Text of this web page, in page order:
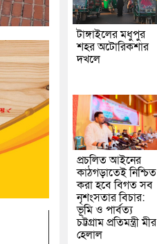
টাঙ্গাইলের মধুপুর
শহর অটোরিকশার
দখলে
প্রচলিত আইনের
কাঠগড়াতেই নিশ্চিত
করা হবে বিগত সব
নৃশংসতার বিচার:
ভূমি ও পার্বত্য
চট্টগ্রাম প্রতিমন্ত্রী মীর
হেলাল